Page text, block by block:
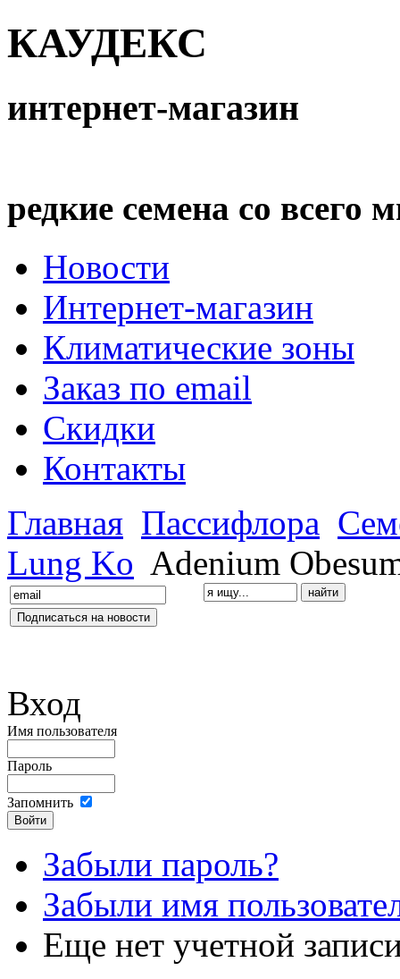
КАУДЕКС
интернет-магазин
редкие семена со всего
Новости
Интернет-магазин
Климатические зоны
Заказ по email
Скидки
Контакты
Главная Пассифлора
Lung Ko Adenium
Вход
Имя пользователя
Пароль
Запомнить
Забыли пароль?
Забыли имя
Еще нет учетной